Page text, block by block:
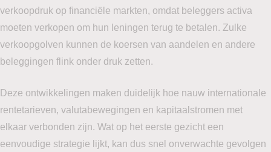
verkoopdruk op financiële markten, omdat beleggers activa
moeten verkopen om hun leningen terug te betalen. Zulke
verkoopgolven kunnen de koersen van aandelen en andere
beleggingen flink onder druk zetten.
Deze ontwikkelingen maken duidelijk hoe nauw internationale
rentetarieven, valutabewegingen en kapitaalstromen met
elkaar verbonden zijn. Wat op het eerste gezicht een
eenvoudige strategie lijkt, kan dus snel onverwachte gevolgen